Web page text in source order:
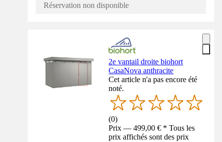
Réservation non disponible
2e vantail droite biohort
CasaNova anthracite
Cet article n'a pas encore été
noté.
(0)
Prix — 499,00 € * Tous les
prix affichés sont des prix